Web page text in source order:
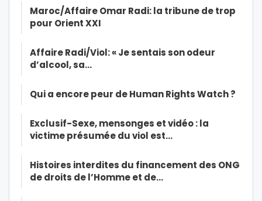
Maroc/Affaire Omar Radi: la tribune de trop
pour Orient XXI
Affaire Radi/Viol: « Je sentais son odeur
d’alcool, sa…
Qui a encore peur de Human Rights Watch ?
Exclusif-Sexe, mensonges et vidéo : la
victime présumée du viol est…
Histoires interdites du financement des ONG
de droits de l’Homme et de…